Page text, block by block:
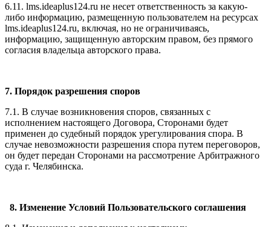
6.11. lms.ideaplus124.ru не несет ответственность за какую-
либо информацию, размещенную пользователем на ресурсах
lms.ideaplus124.ru, включая, но не ограничиваясь,
информацию, защищенную авторским правом, без прямого
согласия владельца авторского права.
7. Порядок разрешения споров
7.1. В случае возникновения споров, связанных с
исполнением настоящего Договора, Сторонами будет
применен до судебный порядок урегулирования спора. В
случае невозможности разрешения спора путем переговоров,
он будет передан Сторонами на рассмотрение Арбитражного
суда г. Челябинска.
8. Изменение Условий Пользовательского соглашения